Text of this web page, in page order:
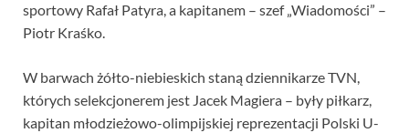
sportowy Rafał Patyra, a kapitanem – szef „Wiadomości” –
Piotr Kraśko.
W barwach żółto-niebieskich staną dziennikarze TVN,
których selekcjonerem jest Jacek Magiera – były piłkarz,
kapitan młodzieżowo-olimpijskiej reprezentacji Polski U-